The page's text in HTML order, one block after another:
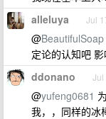
alleluya Jul
@BeautifulSoap
定论的认知吧
ddonano Jul
@yufeng0681
我，，同样的冰